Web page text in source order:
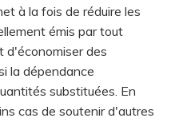
à la fois de réduire les
émis par tout
d'économiser des
la dépendance
substituées. En
cas de soutenir d'autres